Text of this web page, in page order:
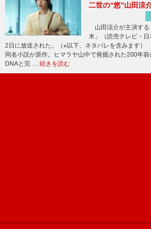
二世の“悠”山田涼
山田涼介が主演する
木」（読売テレビ・日
2日に放送された。（※以下、ネタバレを含みます
同名小説が原作。ヒマラヤ山中で発掘された200年
DNAと完 … 続きを読む